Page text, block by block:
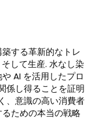
する革新的なトレ
して生産. 水なし染
AI を活用したプロ
係し得ることを証明
、意識の高い消費者
ための本当の戦略